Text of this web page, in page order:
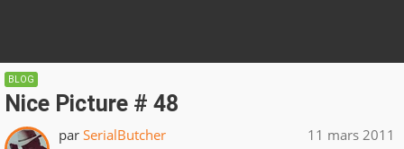
BLOG
Nice Picture # 48
par SerialButcher 11 mars 2011